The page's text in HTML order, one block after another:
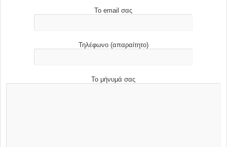
Το email σας
Τηλέφωνο (απαραίτητο)
Το μήνυμά σας